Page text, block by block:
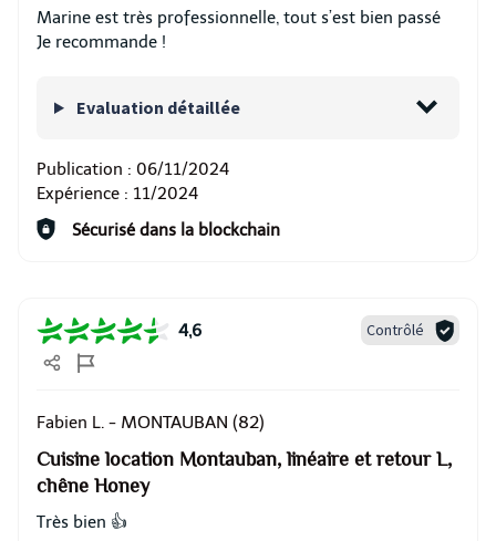
Marine est très professionnelle, tout s’est bien passé
Je recommande !
Evaluation détaillée
Publication : 06/11/2024
Expérience : 11/2024
Sécurisé dans la blockchain
4,6 Contrôlé
Fabien L. - MONTAUBAN (82)
Cuisine location Montauban, linéaire et retour L,
chêne Honey
Très bien 👍